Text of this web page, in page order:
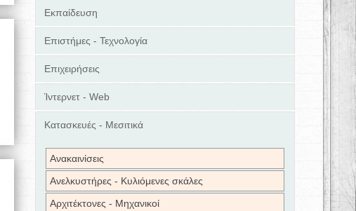
Εκπαίδευση
Επιστήμες - Τεχνολογία
Επιχειρήσεις
Ίντερνετ - Web
Κατασκευές - Μεσιτικά
Ανακαινίσεις
Ανελκυστήρες - Κυλιόμενες σκάλες
Αρχιτέκτονες - Μηχανικοί